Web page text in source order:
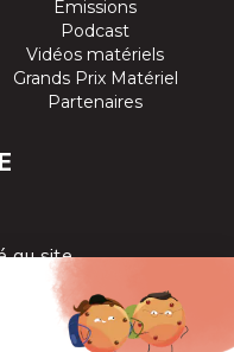
Emissions
Podcast
Vidéos matériels
Grands Prix Matériel
Partenaires
au site